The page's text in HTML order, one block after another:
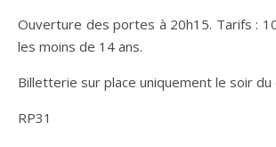
Ouverture des portes à 20h15. Tarifs :
les moins de 14 ans.
Billetterie sur place uniquement le soir du
RP31